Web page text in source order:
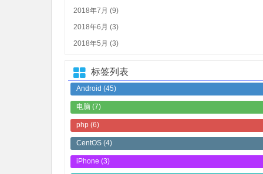
2018年7月 (9)
2018年6月 (3)
2018年5月 (3)
标签列表
Android (45)
电脑 (7)
php (6)
CentOS (4)
iPhone (3)